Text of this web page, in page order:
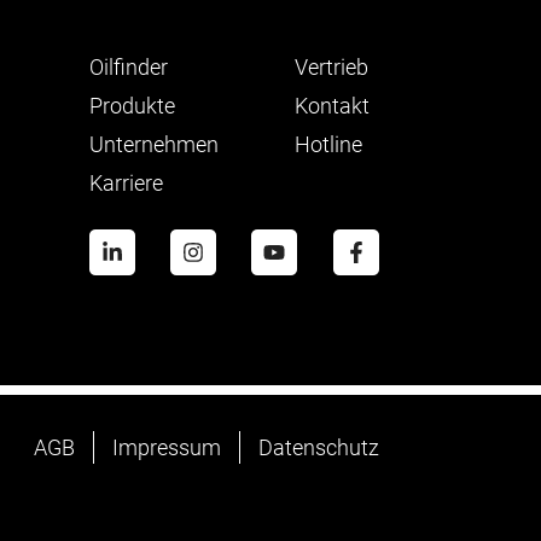
Oilfinder
Produkte
Unternehmen
Karriere
Vertrieb
Kontakt
Hotline
AGB Impressum Datenschutz